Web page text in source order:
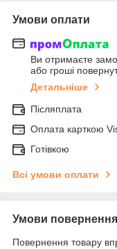
Умови оплати
Ви отримаєте
або гроші
Детальніше
Післяплата
Оплата карткою
Готівкою
Всі умови оплати
Умови повернення
Повернення товару